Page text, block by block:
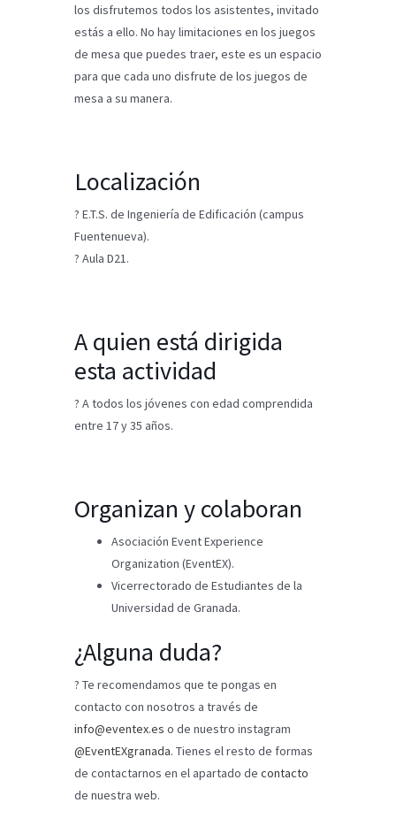
los disfrutemos todos los asistentes, invitado
estás a ello. No hay limitaciones en los juegos
de mesa que puedes traer, este es un espacio
para que cada uno disfrute de los juegos de
mesa a su manera.
Localización
? E.T.S. de Ingeniería de Edificación (campus
Fuentenueva).
? Aula D21.
A quien está dirigida
esta actividad
? A todos los jóvenes con edad comprendida
entre 17 y 35 años.
Organizan y colaboran
Asociación Event Experience
Organization (EventEX).
Vicerrectorado de Estudiantes de la
Universidad de Granada.
¿Alguna duda?
? Te recomendamos que te pongas en
contacto con nosotros a través de
info@eventex.es o de nuestro instagram
@EventEXgranada. Tienes el resto de formas
de contactarnos en el apartado de contacto
de nuestra web.